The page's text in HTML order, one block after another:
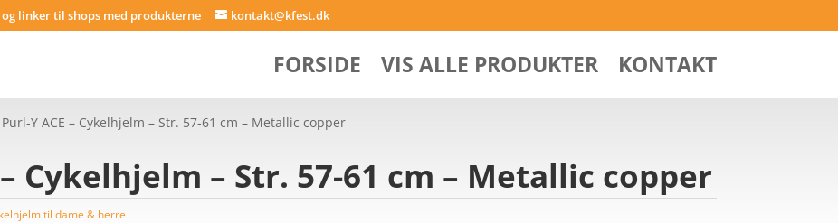
linker til shops med produkterne kontakt@kfest.dk
FORSIDE VIS ALLE PRODUKTER KONTAKT
Y ACE – Cykelhjelm – Str. 57-61 cm – Metallic copper
Cykelhjelm – Str. 57-61 cm – Metallic copper
til dame & herre